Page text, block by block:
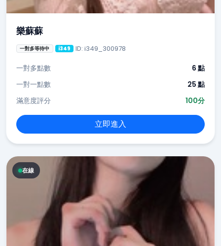
樂蘇蘇
一對多等待中 i349 ID: i349_300978
一對多點數
6 點
一對一點數
25 點
滿意度評分
100分
立即進入
在線